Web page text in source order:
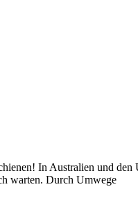
In Australien und den
warten. Durch Umwege